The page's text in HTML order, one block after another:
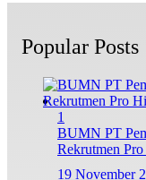
Popular Posts
1
BUMN PT
Rekrutmen
19 November